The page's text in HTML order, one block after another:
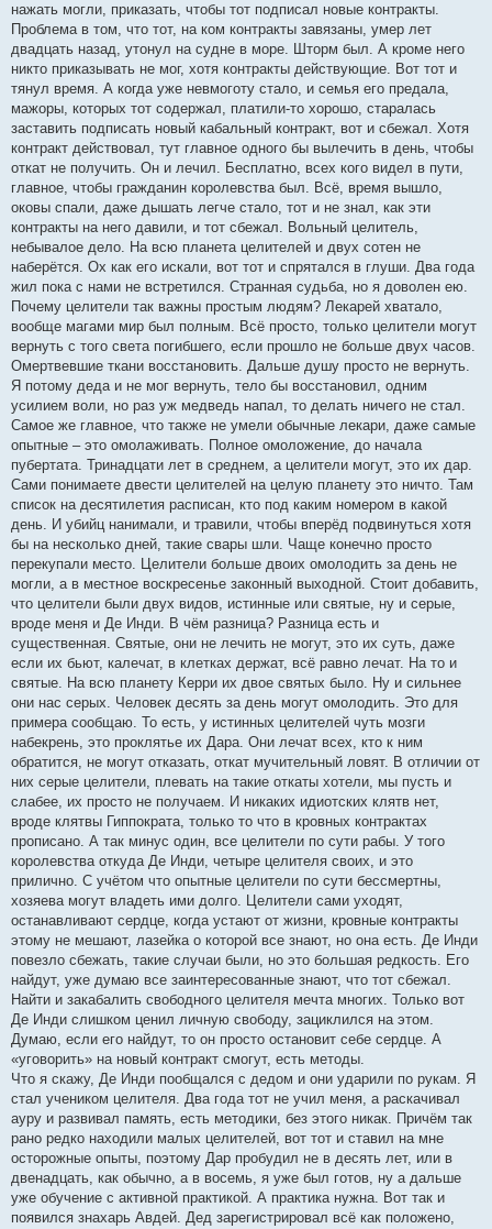
нажать могли, приказать, чтобы тот подписал новые контракты.
Проблема в том, что тот, на ком контракты завязаны, умер лет
двадцать назад, утонул на судне в море. Шторм был. А кроме него
никто приказывать не мог, хотя контракты действующие. Вот тот и
тянул время. А когда уже невмоготу стало, и семья его предала,
мажоры, которых тот содержал, платили-то хорошо, старалась
заставить подписать новый кабальный контракт, вот и сбежал. Хотя
контракт действовал, тут главное одного бы вылечить в день, чтобы
откат не получить. Он и лечил. Бесплатно, всех кого видел в пути,
главное, чтобы гражданин королевства был. Всё, время вышло,
оковы спали, даже дышать легче стало, тот и не знал, как эти
контракты на него давили, и тот сбежал. Вольный целитель,
небывалое дело. На всю планета целителей и двух сотен не
наберётся. Ох как его искали, вот тот и спрятался в глуши. Два года
жил пока с нами не встретился. Странная судьба, но я доволен ею.
Почему целители так важны простым людям? Лекарей хватало,
вообще магами мир был полным. Всё просто, только целители могут
вернуть с того света погибшего, если прошло не больше двух часов.
Омертвевшие ткани восстановить. Дальше душу просто не вернуть.
Я потому деда и не мог вернуть, тело бы восстановил, одним
усилием воли, но раз уж медведь напал, то делать ничего не стал.
Самое же главное, что также не умели обычные лекари, даже самые
опытные – это омолаживать. Полное омоложение, до начала
пубертата. Тринадцати лет в среднем, а целители могут, это их дар.
Сами понимаете двести целителей на целую планету это ничто. Там
список на десятилетия расписан, кто под каким номером в какой
день. И убийц нанимали, и травили, чтобы вперёд подвинуться хотя
бы на несколько дней, такие свары шли. Чаще конечно просто
перекупали место. Целители больше двоих омолодить за день не
могли, а в местное воскресенье законный выходной. Стоит добавить,
что целители были двух видов, истинные или святые, ну и серые,
вроде меня и Де Инди. В чём разница? Разница есть и
существенная. Святые, они не лечить не могут, это их суть, даже
если их бьют, калечат, в клетках держат, всё равно лечат. На то и
святые. На всю планету Керри их двое святых было. Ну и сильнее
они нас серых. Человек десять за день могут омолодить. Это для
примера сообщаю. То есть, у истинных целителей чуть мозги
набекрень, это проклятье их Дара. Они лечат всех, кто к ним
обратится, не могут отказать, откат мучительный ловят. В отличии от
них серые целители, плевать на такие откаты хотели, мы пусть и
слабее, их просто не получаем. И никаких идиотских клятв нет,
вроде клятвы Гиппократа, только то что в кровных контрактах
прописано. А так минус один, все целители по сути рабы. У того
королевства откуда Де Инди, четыре целителя своих, и это
прилично. С учётом что опытные целители по сути бессмертны,
хозяева могут владеть ими долго. Целители сами уходят,
останавливают сердце, когда устают от жизни, кровные контракты
этому не мешают, лазейка о которой все знают, но она есть. Де Инди
повезло сбежать, такие случаи были, но это большая редкость. Его
найдут, уже думаю все заинтересованные знают, что тот сбежал.
Найти и закабалить свободного целителя мечта многих. Только вот
Де Инди слишком ценил личную свободу, зациклился на этом.
Думаю, если его найдут, то он просто остановит себе сердце. А
«уговорить» на новый контракт смогут, есть методы.
Что я скажу, Де Инди пообщался с дедом и они ударили по рукам. Я
стал учеником целителя. Два года тот не учил меня, а раскачивал
ауру и развивал память, есть методики, без этого никак. Причём так
рано редко находили малых целителей, вот тот и ставил на мне
осторожные опыты, поэтому Дар пробудил не в десять лет, или в
двенадцать, как обычно, а в восемь, я уже был готов, ну а дальше
уже обучение с активной практикой. А практика нужна. Вот так и
появился знахарь Авдей. Дед зарегистрировал всё как положено,